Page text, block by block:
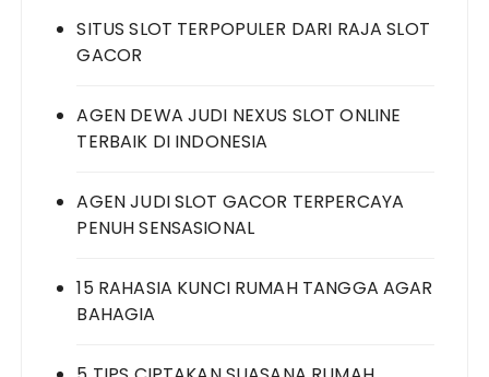
SITUS SLOT TERPOPULER DARI RAJA SLOT
GACOR
AGEN DEWA JUDI NEXUS SLOT ONLINE
TERBAIK DI INDONESIA
AGEN JUDI SLOT GACOR TERPERCAYA
PENUH SENSASIONAL
15 RAHASIA KUNCI RUMAH TANGGA AGAR
BAHAGIA